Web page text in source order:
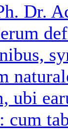
Dr.
ubi
cum